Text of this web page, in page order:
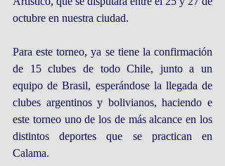
octubre en nuestra ciudad.
Para este torneo, ya se tiene la confirmación
de 15 clubes de todo Chile, junto a un
equipo de Brasil, esperándose la llegada de
clubes argentinos y bolivianos, haciendo e
este torneo uno de los de más alcance en los
distintos deportes que se practican en
Calama.